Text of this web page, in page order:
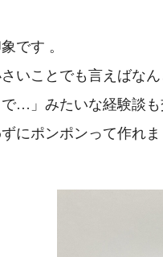
です 。
ことでも言えばな
…」みたいな経験談も
にポンポンって作れま